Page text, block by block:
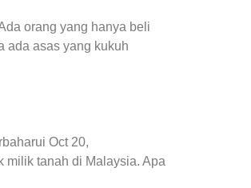
orang yang hanya beli
ada asas yang kukuh
Oct 20,
milik tanah di Malaysia. Apa